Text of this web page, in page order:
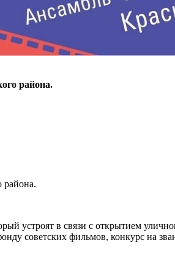
района.
района.
устроят в связи с открытием
советских фильмов, конкурс на